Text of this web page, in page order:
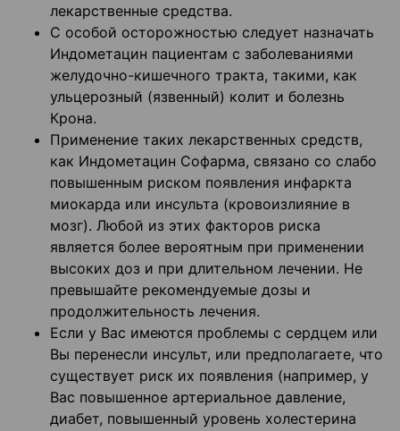
лекарственные средства.
С особой осторожностью следует назначать
Индометацин пациентам с заболеваниями
желудочно-кишечного тракта, такими, как
ульцерозный (язвенный) колит и болезнь
Крона.
Применение таких лекарственных средств,
как Индометацин Софарма, связано со слабо
повышенным риском появления инфаркта
миокарда или инсульта (кровоизлияние в
мозг). Любой из этих факторов риска
является более вероятным при применении
высоких доз и при длительном лечении. Не
превышайте рекомендуемые дозы и
продолжительность лечения.
Если у Вас имеются проблемы с сердцем или
Вы перенесли инсульт, или предполагаете, что
существует риск их появления (например, у
Вас повышенное артериальное давление,
диабет, повышенный уровень холестерина